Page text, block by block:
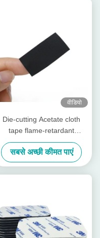
वीडियो
Die-cutting Acetate cloth
tape flame-retardant
insulating material, for cable
bundling
सबसे अच्छी कीमत पाएं